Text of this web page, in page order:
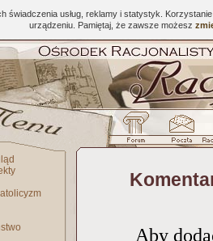
świadczenia usług, reklamy i statystyk.
urządzeniu. Pamiętaj, że zawsze możesz
Aby